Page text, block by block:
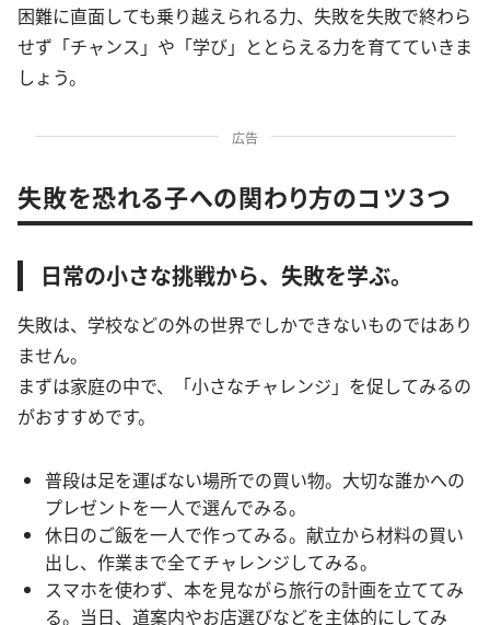
困難に直面しても乗り越えられる力、失敗を失敗で終わら
せず「チャンス」や「学び」ととらえる力を育てていきま
しょう。
広告
失敗を恐れる子への関わり方のコツ３つ
日常の小さな挑戦から、失敗を学ぶ。
失敗は、学校などの外の世界でしかできないものではあり
ません。
まずは家庭の中で、「小さなチャレンジ」を促してみるの
がおすすめです。
普段は足を運ばない場所での買い物。大切な誰かへの
プレゼントを一人で選んでみる。
休日のご飯を一人で作ってみる。献立から材料の買い
出し、作業まで全てチャレンジしてみる。
スマホを使わず、本を見ながら旅行の計画を立ててみ
る。当日、道案内やお店選びなどを主体的にしてみ